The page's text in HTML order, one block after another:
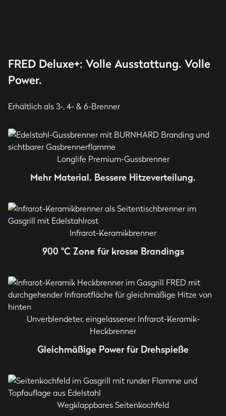
FRED Deluxe+: Volle Ausstattung. Volle
Power.
Erhältlich als 3-, 4- & 6-Brenner
Longlife Premium-Gussbrenner
Mehr Material. Bessere Hitzeverteilung.
Infrarot-Keramikbrenner
900 °C Zone für krosse Brandings
Unverblendeter, eingelassener Infrarot-Keramik-
Heckbrenner
Gleichmäßige Power für Drehspieße
Wegklappbares Seitenkochfeld